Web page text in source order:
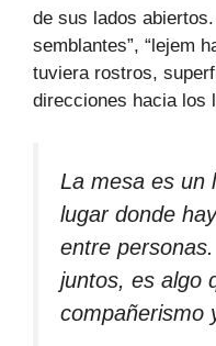
de sus lados
semblantes”, “lejem
tuviera rostros,
direcciones hacia los
La mesa es un
lugar donde
entre
juntos, es algo
compañerismo